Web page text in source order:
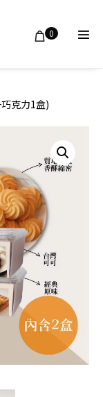
Shopping
0Items
in
克力1盒)